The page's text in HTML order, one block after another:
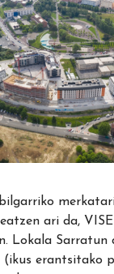
ari da,
Lokala Sarratun
(ikus erantsitako